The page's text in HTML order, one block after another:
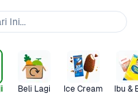
Beli Lagi Ice Cream Ibu &
Ini...